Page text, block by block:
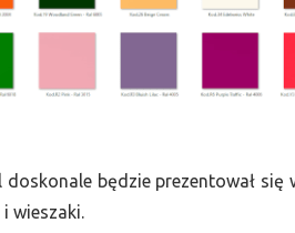
doskonale będzie prezentował
wieszaki.